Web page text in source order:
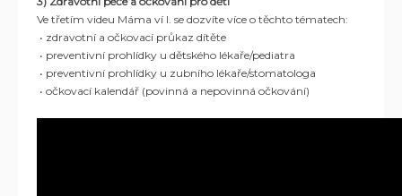
Ve třetím videu Máma ví I. se dozvíte více o těchto tématech:
• zdravotní a očkovací průkaz dítěte
• preventivní prohlídky u dětského lékaře/pediatra
• preventivní prohlídky u zubního lékaře/stomatologa
• očkovací kalendář (povinná a nepovinná očkování)